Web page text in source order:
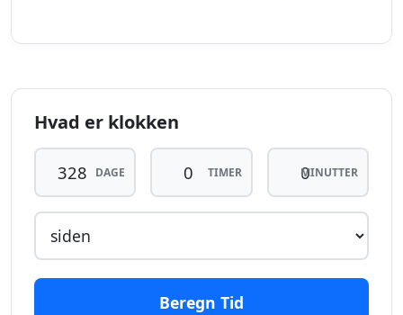
320 dage
dage
nu
321 dage
siden
20.09.2025
dage
fra-
nu
siden
19.09.2025
fra-
nu
25.06.2027
Hvad er klokken
DAGE TIMER MINUTTER
Beregn Tid